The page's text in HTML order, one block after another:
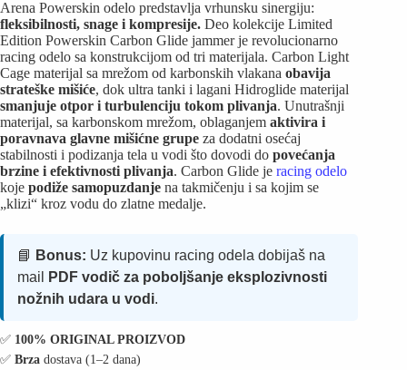
Arena Powerskin odelo predstavlja vrhunsku sinergiju:
fleksibilnosti, snage i kompresije. Deo kolekcije Limited
Edition Powerskin Carbon Glide jammer je revolucionarno
racing odelo sa konstrukcijom od tri materijala. Carbon Light
Cage materijal sa mrežom od karbonskih vlakana obavija
strateške mišiće, dok ultra tanki i lagani Hidroglide materijal
smanjuje otpor i turbulenciju tokom plivanja. Unutrašnji
materijal, sa karbonskom mrežom, oblaganjem aktivira i
poravnava glavne mišićne grupe za dodatni osećaj
stabilnosti i podizanja tela u vodi što dovodi do povećanja
brzine i efektivnosti plivanja. Carbon Glide je racing odelo
koje podiže samopuzdanje na takmičenju i sa kojim se
„klizi“ kroz vodu do zlatne medalje.
📘 Bonus: Uz kupovinu racing odela dobijaš na
mail
PDF vodič za poboljšanje eksplozivnosti
nožnih udara u vodi.
✅️ 100% ORIGINAL PROIZVOD
✅️ Brza dostava (1–2 dana)